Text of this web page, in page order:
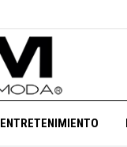
ENTRETENIMIENTO